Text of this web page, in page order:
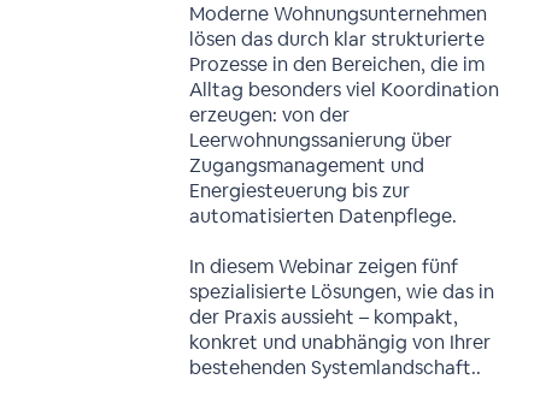
Moderne Wohnungsunternehmen
lösen das durch klar strukturierte
Prozesse in den Bereichen, die im
Alltag besonders viel Koordination
erzeugen: von der
Leerwohnungssanierung über
Zugangsmanagement und
Energiesteuerung bis zur
automatisierten Datenpflege.
In diesem Webinar zeigen fünf
spezialisierte Lösungen, wie das in
der Praxis aussieht – kompakt,
konkret und unabhängig von Ihrer
bestehenden Systemlandschaft..